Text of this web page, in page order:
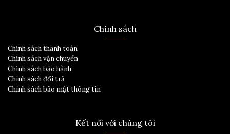
Chính sách
Chính sách thanh toán
Chính sách vận chuyển
Chính sách bảo hành
Chính sách đổi trả
Chính sách bảo mật thông tin
Kết nối với chúng tôi